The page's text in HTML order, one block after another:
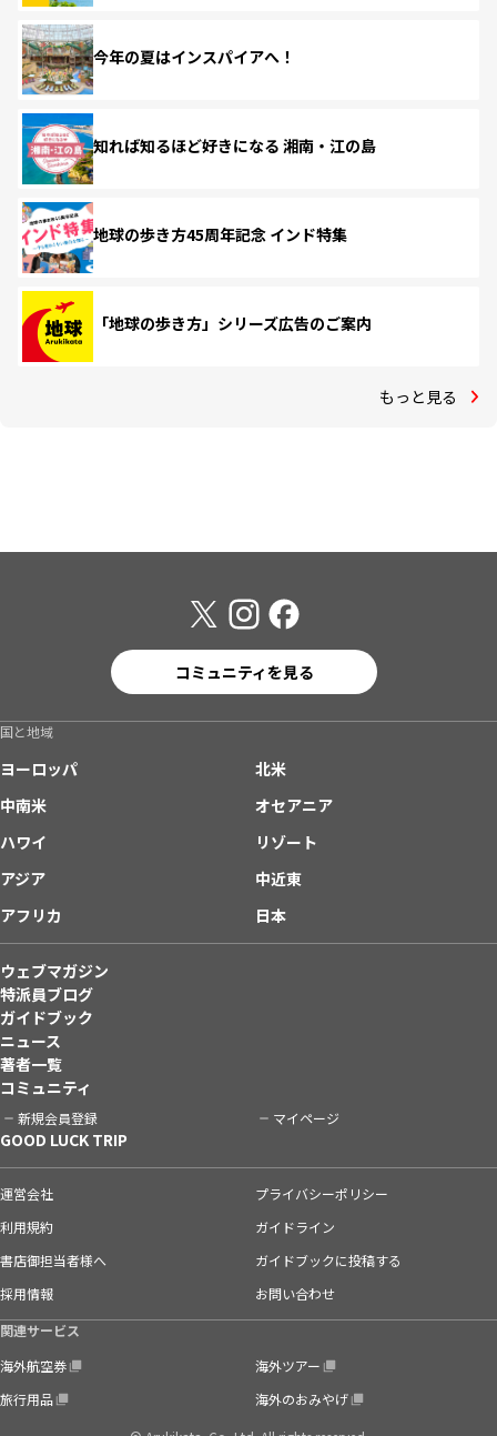
今年の夏はインスパイアへ！
知れば知るほど好きになる 湘南・江の島
地球の歩き方45周年記念 インド特集
「地球の歩き方」シリーズ広告のご案内
もっと見る
コミュニティを見る
国と地域
ヨーロッパ
北米
中南米
オセアニア
ハワイ
リゾート
アジア
中近東
アフリカ
日本
ウェブマガジン
特派員ブログ
ガイドブック
ニュース
著者一覧
コミュニティ
新規会員登録 マイページ
GOOD LUCK TRIP
運営会社
プライバシーポリシー
利用規約
ガイドライン
書店御担当者様へ
ガイドブックに投稿する
採用情報
お問い合わせ
関連サービス
海外航空券
海外ツアー
旅行用品
海外のおみやげ